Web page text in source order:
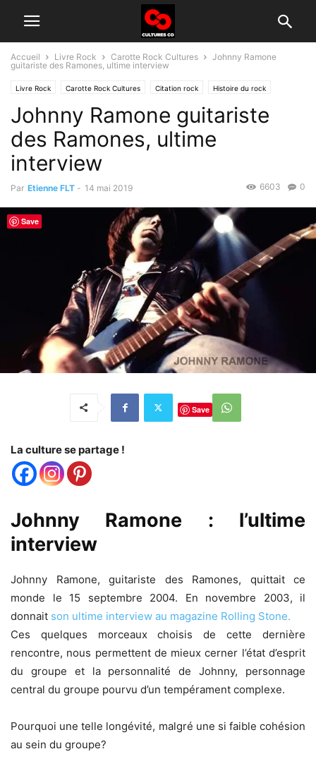
Accueil Livre Rock Carotte Rock Cultures
Johnny Ramone
guitariste des Ramones, ultime interview
Livre Rock Carotte Rock Cultures Citation rock Histoire du rock
Johnny Ramone guitariste
des Ramones, ultime
interview
Par Etienne FLT - 14 mai 2019 0
6603
Save
La culture se partage !
Johnny Ramone : l’ultime
interview
Johnny Ramone, guitariste des Ramones, quittait ce
monde le 15 septembre 2004. En novembre 2003, il
donnait son ultime interview au magazine Rolling Stone.
Ces quelques morceaux choisis de cette dernière
rencontre, nous permettent de mieux cerner l’état d’esprit
du groupe et la personnalité de Johnny, personnage
central du groupe pourvu d’un tempérament complexe.
Pourquoi une telle longévité, malgré une si faible cohésion
au sein du groupe?
Save